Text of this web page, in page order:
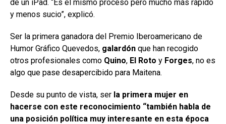
de un iPad. “Es el mismo proceso pero mucho más rápido
y menos sucio”, explicó.
Ser la primera ganadora del Premio Iberoamericano de
Humor Gráfico Quevedos, galardón que han recogido
otros profesionales como Quino, El Roto y Forges, no es
algo que pase desapercibido para Maitena.
Desde su punto de vista, ser la primera mujer en
hacerse con este reconocimiento “también habla de
una posición política muy interesante en esta época